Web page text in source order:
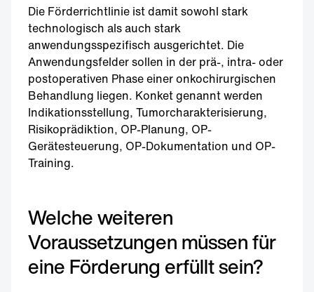
Die Förderrichtlinie ist damit sowohl stark
technologisch als auch stark
anwendungsspezifisch ausgerichtet. Die
Anwendungsfelder sollen in der prä-, intra- oder
postoperativen Phase einer onkochirurgischen
Behandlung liegen. Konket genannt werden
Indikationsstellung, Tumorcharakterisierung,
Risikoprädiktion, OP-Planung, OP-
Gerätesteuerung, OP-Dokumentation und OP-
Training.
Welche weiteren
Voraussetzungen müssen für
eine Förderung erfüllt sein?